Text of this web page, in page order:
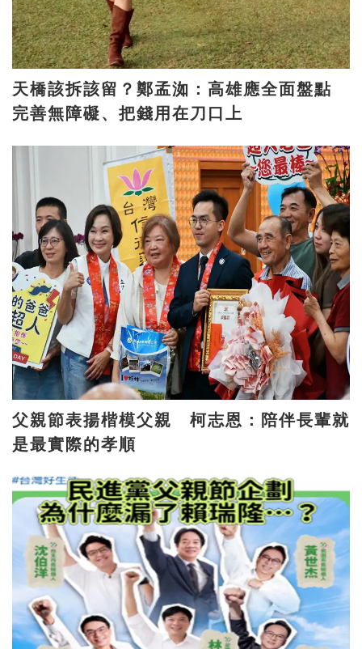
天橋該拆該留？鄭孟洳：高雄應全面盤點
完善無障礙、把錢用在刀口上
父親節表揚楷模父親 柯志恩：陪伴長輩就
是最實際的孝順